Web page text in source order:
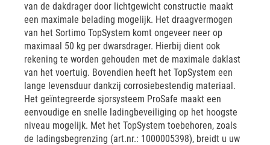
van de dakdrager door lichtgewicht constructie maakt
een maximale belading mogelijk. Het draagvermogen
van het Sortimo TopSystem komt ongeveer neer op
maximaal 50 kg per dwarsdrager. Hierbij dient ook
rekening te worden gehouden met de maximale daklast
van het voertuig. Bovendien heeft het TopSystem een
lange levensduur dankzij corrosiebestendig materiaal.
Het geïntegreerde sjorsysteem ProSafe maakt een
eenvoudige en snelle ladingbeveiliging op het hoogste
niveau mogelijk. Met het TopSystem toebehoren, zoals
de ladingsbegrenzing (art.nr.: 1000005398), breidt u uw